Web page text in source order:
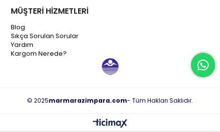
MÜŞTERİ HİZMETLERİ
Blog
Sıkça Sorulan Sorular
Yardım
Kargom Nerede?
© 2025marmarazimpara.com- Tüm Hakları Saklıdır.